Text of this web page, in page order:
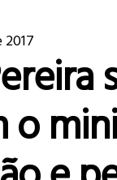
o